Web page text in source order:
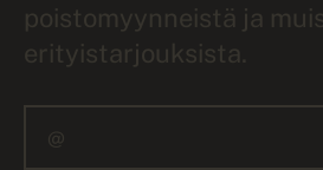
poistomyynneistä ja
erityistarjouksista.